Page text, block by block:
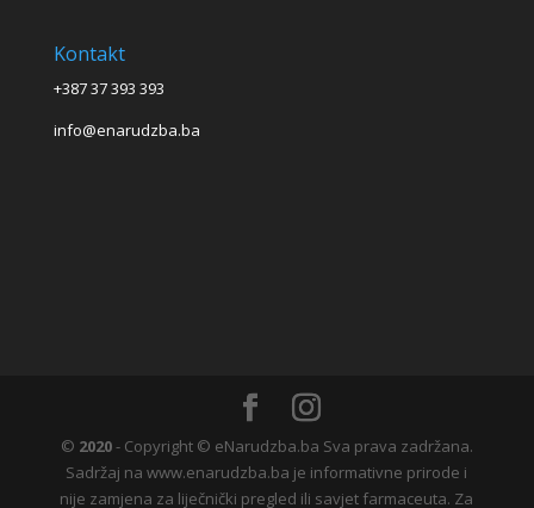
Kontakt
+387 37 393 393
info@enarudzba.ba
© 2020- Copyright © eNarudzba.ba Sva prava zadržana.
Sadržaj na www.enarudzba.ba je informativne prirode i
nije zamjena za liječnički pregled ili savjet farmaceuta. Za